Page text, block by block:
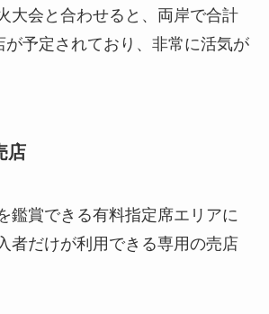
大会と合わせると、両岸で合計
が予定されており、非常に活気が
店
鑑賞できる有料指定席エリアに
者だけが利用できる専用の売店